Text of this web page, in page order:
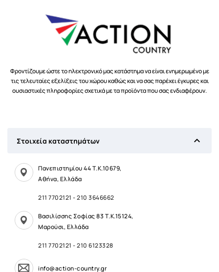
Φροντίζουμε ώστε το ηλεκτρονικό μας κατάστημα να είναι ενημερωμένο με
τις τελευταίες εξελίξεις του χώρου καθώς και να σας παρέχει έγκυρες και
ουσιαστικές πληροφορίες σχετικά με τα προϊόντα που σας ενδιαφέρουν.
Στοιχεία καταστημάτων 
Πανεπιστημίου 44 Τ.Κ.10679,
Αθήνα, Ελλάδα
211 7702121 -210 3646662
Βασιλίσσης Σοφίας 83 Τ.Κ.15124,
Μαρούσι, Ελλάδα
211 7702121 -210 6123328
info@action-country.gr